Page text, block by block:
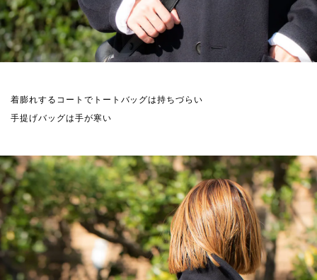
着膨れするコートでトートバッグは持ちづらい
手提げバッグは手が寒い